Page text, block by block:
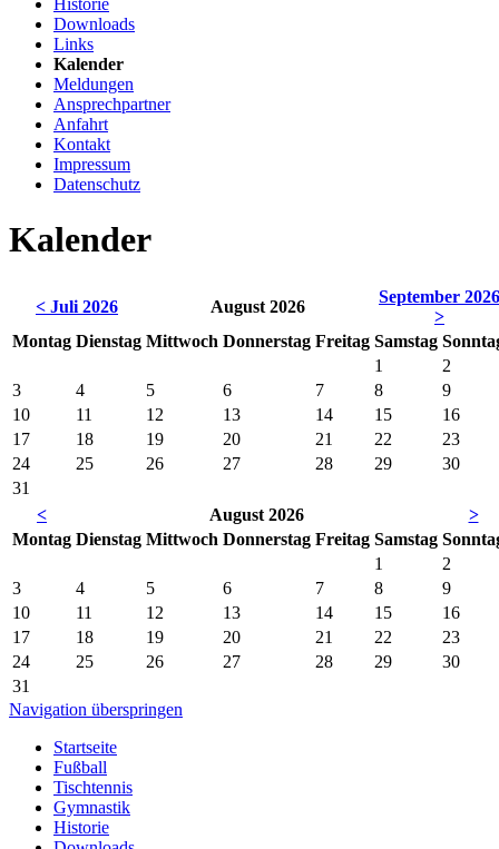
Historie
Downloads
Links
Kalender
Meldungen
Ansprechpartner
Anfahrt
Kontakt
Impressum
Datenschutz
Kalender
< Juli 2026 August 2026
September 2026
>
Montag Dienstag Mittwoch Donnerstag Freitag Samstag
1
2
3
4 5 6 7 8
9
10
11 12 13 14 15
16
17
18 19 20 21 22
23
24
25 26 27 28 29
30
31
<
August 2026
>
Montag Dienstag Mittwoch Donnerstag Freitag Samstag So
1
2
3
4 5 6 7 8
9
10
11 12 13 14 15
16
17
18 19 20 21 22
23
24
25 26 27 28 29
30
31
Navigation überspringen
Startseite
Fußball
Tischtennis
Gymnastik
Historie